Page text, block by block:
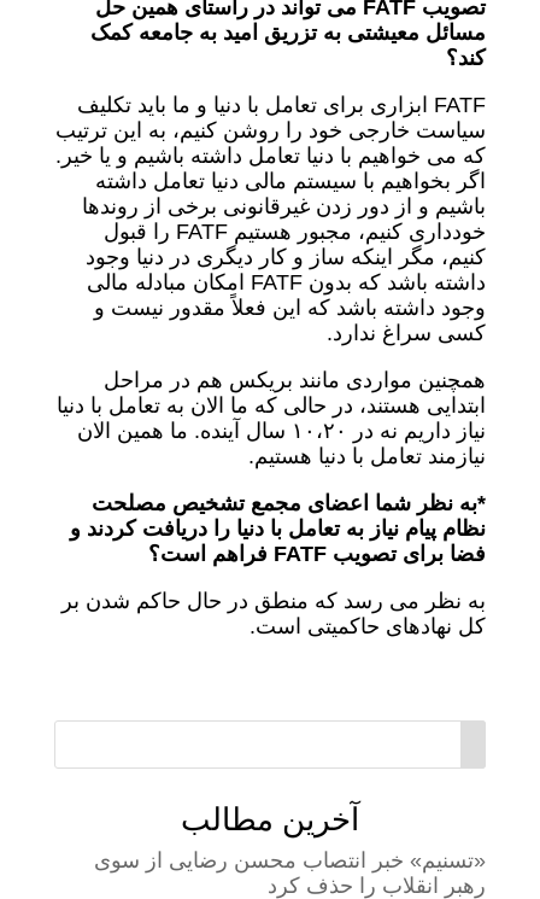
تصویب FATF می تواند در راستای همین حل
مسائل معیشتی به تزریق امید به جامعه کمک
کند؟
FATF ابزاری برای تعامل با دنیا و ما باید تکلیف
سیاست خارجی خود را روشن کنیم، به این ترتیب
که می خواهیم با دنیا تعامل داشته باشیم و یا خیر.
اگر بخواهیم با سیستم مالی دنیا تعامل داشته
باشیم و از دور زدن غیرقانونی برخی از روندها
خودداری کنیم، مجبور هستیم FATF را قبول
کنیم، مگر اینکه ساز و کار دیگری در دنیا وجود
داشته باشد که بدون FATF امکان مبادله مالی
وجود داشته باشد که این فعلاً مقدور نیست و
کسی سراغ ندارد.
همچنین مواردی مانند بریکس هم در مراحل
ابتدایی هستند، در حالی که ما الان به تعامل با دنیا
نیاز داریم نه در ۱۰،۲۰ سال آینده. ما همین الان
نیازمند تعامل با دنیا هستیم.
*به نظر شما اعضای مجمع تشخیص مصلحت
نظام پیام نیاز به تعامل با دنیا را دریافت کردند و
فضا برای تصویب FATF فراهم است؟
به نظر می رسد که منطق در حال حاکم شدن بر
کل نهادهای حاکمیتی است.
آخرین مطالب
«تسنیم» خبر انتصاب محسن رضایی از سوی
رهبر انقلاب را حذف کرد